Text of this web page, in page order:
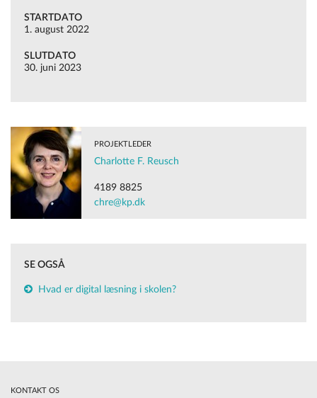
STARTDATO
1. august 2022
SLUTDATO
30. juni 2023
PROJEKTLEDER
Charlotte F. Reusch
4189 8825
chre@kp.dk
SE OGSÅ
Hvad er digital læsning i skolen?
KONTAKT OS